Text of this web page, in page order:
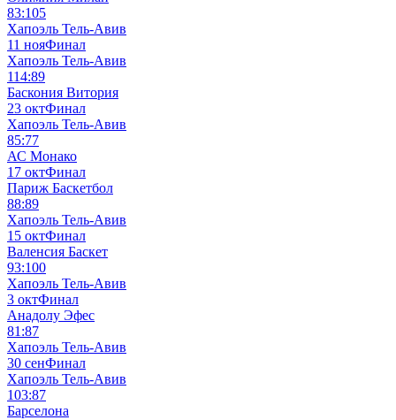
83:105
Хапоэль Тель-Авив
11 нояФинал
Хапоэль Тель-Авив
114:89
Баскония Витория
23 октФинал
Хапоэль Тель-Авив
85:77
АС Монако
17 октФинал
Париж Баскетбол
88:89
Хапоэль Тель-Авив
15 октФинал
Валенсия Баскет
93:100
Хапоэль Тель-Авив
3 октФинал
Анадолу Эфес
81:87
Хапоэль Тель-Авив
30 сенФинал
Хапоэль Тель-Авив
103:87
Барселона